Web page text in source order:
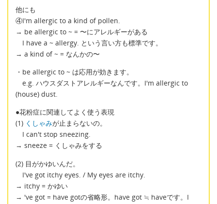
他にも
④I'm allergic to a kind of pollen.
→ be allergic to ~ = 〜にアレルギーがある
I have a ~ allergy. という言い方も標準です。
→ a kind of ~ = なんかの〜
・be allergic to ~ は応用が効きます。
e.g. ハウスダストアレルギーなんです。I'm allergic to
(house) dust.
●花粉症に関連してよく使う表現
(1) くしゃみが止まらないの。
I can't stop sneezing.
→ sneeze = くしゃみをする
(2) 目がかゆいんだ。
I've got itchy eyes. / My eyes are itchy.
→ itchy = かゆい
→ 've got = have gotの省略形。have got ≒ haveです。I